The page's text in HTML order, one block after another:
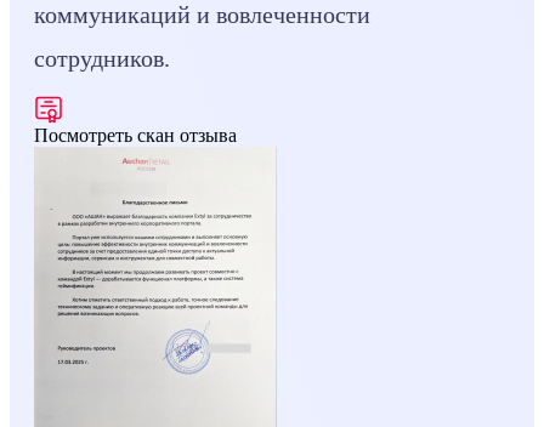
коммуникаций и вовлеченности
сотрудников.
Посмотреть скан отзыва